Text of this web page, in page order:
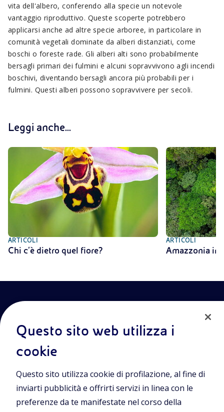
vita dell'albero, conferendo alla specie un notevole
vantaggio riproduttivo. Queste scoperte potrebbero
applicarsi anche ad altre specie arboree, in particolare in
comunità vegetali dominate da alberi distanziati, come
boschi o foreste rade. Gli alberi alti sono probabilmente
bersagli primari dei fulmini e alcuni sopravvivono agli incendi
boschivi, diventando bersagli ancora più probabili per i
fulmini. Questi alberi possono sopravvivere per secoli.
Leggi anche...
ARTICOLI
Chi c’è dietro quel fiore?
ARTICOLI
Amazzonia in
Entra nel mondo Eniscuola.Scopri gli strumenti e le
metodologie innovative per la didattica e naviga tra contenuti
multimediali, lezioni digitali e approfondimenti sui grandi temi
di attualità. Eniscuola è una iniziativa di Eni.
Questo sito web utilizza i
cookie
Questo sito utilizza cookie di profilazione, al fine di
inviarti pubblicità e offrirti servizi in linea con le
preferenze da te manifestate nel corso della